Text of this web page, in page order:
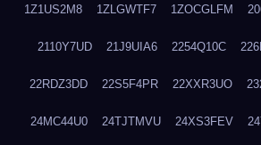
1Z1US2M8 1ZLGWTF7 1ZOCGLFM
2110Y7UD 21J9UIA6 2254Q10C
22RDZ3DD 22S5F4PR 22XXR3UO
24MC44U0 24TJTMVU 24XS3FEV